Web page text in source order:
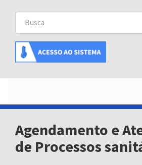
Buscar
Busca
Agendamento e
de Processos